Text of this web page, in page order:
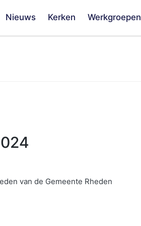
Nieuws Kerken Werkgroepen
van de Gemeente Rheden